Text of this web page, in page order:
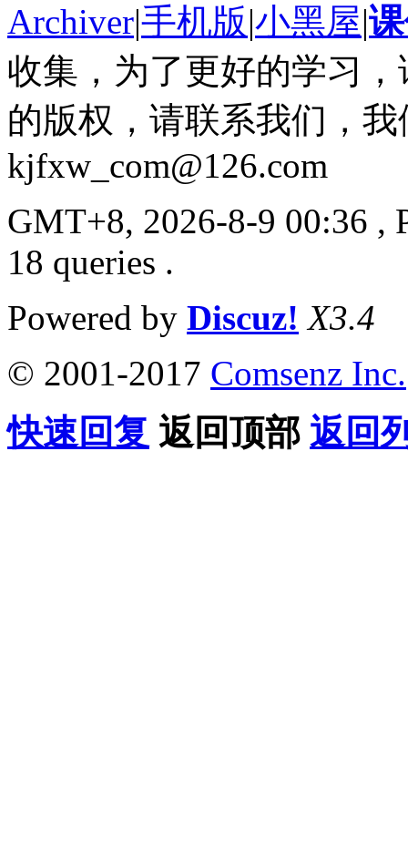
Archiver|手机版|小黑屋|
收集，为了更好的学习
的版权，请联系我们，
kjfxw_com@126.com
GMT+8, 2026-8-9 00:36 ,
18 queries .
Powered by Discuz! X3.4
© 2001-2017 Comsenz Inc.
快速回复 返回顶部 返回